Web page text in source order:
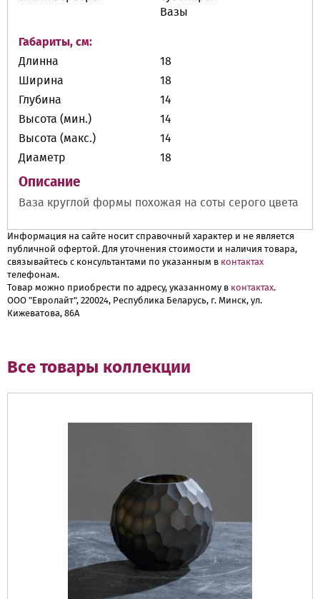
Вазы
Габариты, см:
Длинна
18
Ширина
18
Глубина
14
Высота (мин.)
14
Высота (макс.)
14
Диаметр
18
Описание
Ваза круглой формы похожая на соты серого цвета
Информация на сайте носит справочный характер и не является
публичной офертой. Для уточнения стоимости и наличия товара,
связывайтесь с консультантами по указанным в контактах
телефонам.
Товар можно приобрести по адресу, указанному в контактах.
ООО "Евролайт", 220024, Республика Беларусь, г. Минск, ул.
Кижеватова, 86А
Все товары коллекции